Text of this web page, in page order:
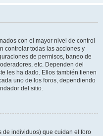
con el mayor nivel de control
controlar todas las acciones y
de permisos, baneo de
etc. Dependen del
les ha dado. Ellos también tienen
uno de los foros, dependiendo
del sitio.
de individuos) que cuidan el foro